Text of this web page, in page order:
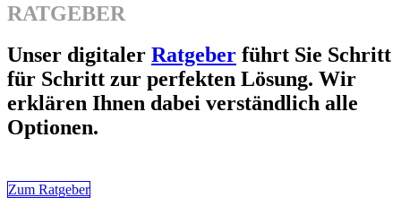
RATGEBER
Unser digitaler Ratgeber führt Sie Schritt
für Schritt zur perfekten Lösung. Wir
erklären Ihnen dabei verständlich alle
Optionen.
Zum Ratgeber